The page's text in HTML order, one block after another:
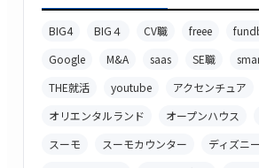
BIG4 BIG４ CV職 freee
Google
M&A saas SE職
THE就活
youtube アクセンチュア
オリエンタルランド
オープンハウス
スーモ
スーモカウンター
ディズニ